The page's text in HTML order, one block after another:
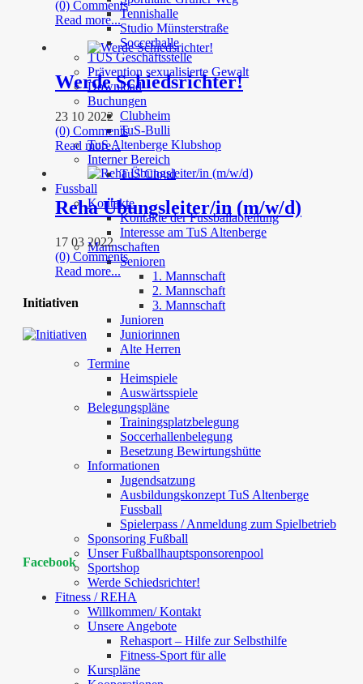
Tennishalle
Studio Münsterstraße
Soccerhalle
TUS Geschäftsstelle
Prävention sexualisierte Gewalt
Download
Buchungen
Clubheim
TuS-Bulli
TuS Altenberge Klubshop
Interner Bereich
TuS Cloud
Fussball
Kontakte
Kontakte der Fussballabteilung
Interesse am TuS Altenberge
Mannschaften
Senioren
1. Mannschaft
2. Mannschaft
3. Mannschaft
Junioren
Juniorinnen
Alte Herren
Termine
Heimspiele
Auswärtsspiele
Belegungspläne
Trainingsplatzbelegung
Soccerhallenbelegung
Besetzung Bewirtungshütte
Informationen
Jugendsatzung
Ausbildungskonzept TuS Altenberge
Fussball
Spielerpass / Anmeldung zum Spielbetrieb
Sponsoring Fußball
Unser Fußballhauptsponsorenpool
Sportshop
Werde Schiedsrichter!
Fitness / REHA
Willkommen/ Kontakt
Unsere Angebote
Rehasport – Hilfe zur Selbsthilfe
Fitness-Sport für alle
Kurspläne
(0) Comments
Read more...
Werde Schiedsrichter!
23 10 2022
(0) Comments
Read more...
Reha Übungsleiter/in (m/w/d)
17 03 2022
(0) Comments
Read more...
Initiativen
Facebook